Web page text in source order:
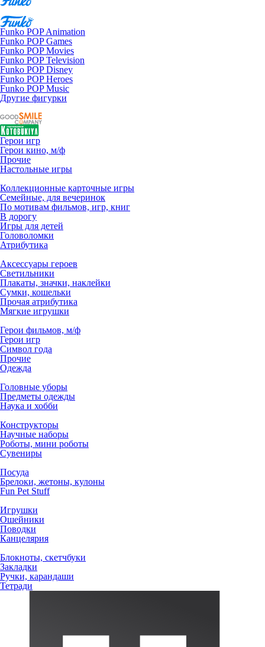
Funko POP Animation
Funko POP Games
Funko POP Movies
Funko POP Television
Funko POP Disney
Funko POP Heroes
Funko POP Music
Другие фигурки
Герои игр
Герои кино, м/ф
Прочие
Настольные игры
Коллекционные карточные игры
Семейные, для вечеринок
По мотивам фильмов, игр, книг
В дорогу
Игры для детей
Головоломки
Атрибутика
Аксессуары героев
Светильники
Плакаты, значки, наклейки
Сумки, кошельки
Прочая атрибутика
Мягкие игрушки
Герои фильмов, м/ф
Герои игр
Символ года
Прочие
Одежда
Головные уборы
Предметы одежды
Наука и хобби
Конструкторы
Научные наборы
Роботы, мини роботы
Сувениры
Посуда
Брелоки, жетоны, кулоны
Fun Pet Stuff
Игрушки
Ошейники
Поводки
Канцелярия
Блокноты, скетчбуки
Закладки
Ручки, карандаши
Тетради